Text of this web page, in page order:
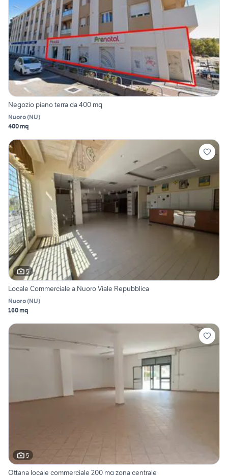
Negozio piano terra da 400 mq
Nuoro(NU)
400 mq
5
Locale Commerciale a Nuoro Viale Repubblica
Nuoro(NU)
160 mq
5
Ottana locale commerciale 200 mq zona centrale